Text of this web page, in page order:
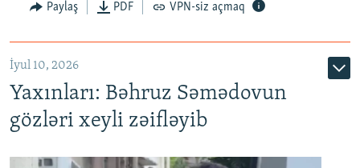
Paylaş PDF VPN-siz açmaq
İyul 10, 2026
Yaxınları: Bəhruz Səmədovun
gözləri xeyli zəifləyib